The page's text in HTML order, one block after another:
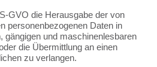
GVO die Herausgabe der von
personenbezogenen Daten in
gängigen und maschinenlesbaren
die Übermittlung an einen
zu verlangen.